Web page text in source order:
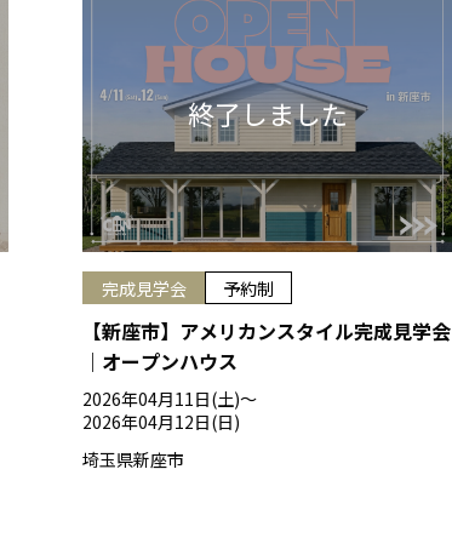
完成見学会 予約制
【新座市】アメリカンスタイル完成見学会
｜オープンハウス
2026年04月11日(土)〜
2026年04月12日(日)
埼玉県新座市